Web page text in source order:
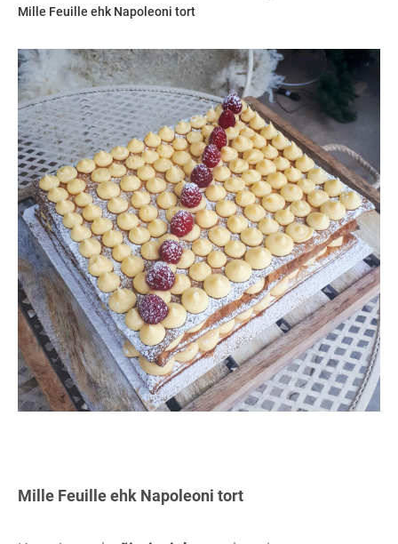
Mille Feuille ehk Napoleoni tort
Mille Feuille ehk Napoleoni tort